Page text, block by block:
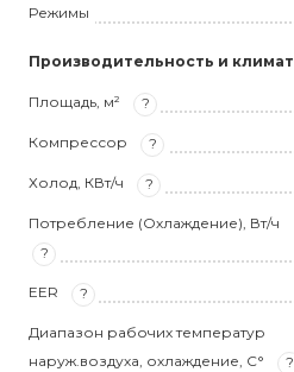
Режимы
Производительность и климат
Площадь, м² ?
Компрессор ?
Холод, КВт/ч ?
Потребление (Охлаждение), Вт/ч
?
EER ?
Диапазон рабочих температур
наруж.воздуха, охлаждение, С°
?